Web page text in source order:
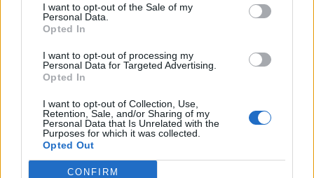
I want to opt-out of the Sale of my
Personal Data.
Opted In
I want to opt-out of processing my
Personal Data for Targeted Advertising.
Opted In
I want to opt-out of Collection, Use,
Retention, Sale, and/or Sharing of my
Personal Data that Is Unrelated with the
Purposes for which it was collected.
Opted Out
CONFIRM
Infortunato 2 - 6%
Scarica riepilogo
stagionale
Scarica